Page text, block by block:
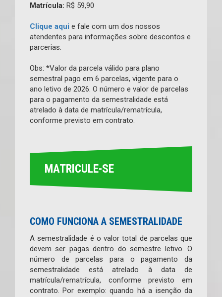
Matrícula: R$ 59,90
Clique aqui e fale com um dos nossos
atendentes para informações sobre descontos e
parcerias.
Obs: *Valor da parcela válido para plano
semestral pago em 6 parcelas, vigente para o
ano letivo de 2026. O número e valor de parcelas
para o pagamento da semestralidade está
atrelado à data de matrícula/rematrícula,
conforme previsto em contrato.
MATRICULE-SE
COMO FUNCIONA A SEMESTRALIDADE
A semestralidade é o valor total de parcelas que
devem ser pagas dentro do semestre letivo. O
número de parcelas para o pagamento da
semestralidade está atrelado à data de
matrícula/rematrícula, conforme previsto em
contrato. Por exemplo: quando há a isenção da